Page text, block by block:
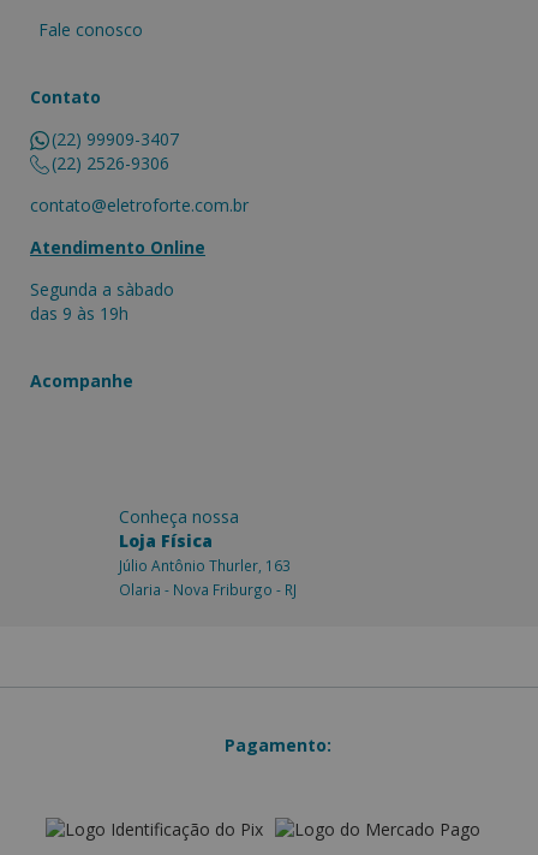
Fale conosco
Contato
(22) 99909-3407
(22) 2526-9306
contato@eletroforte.com.br
Atendimento Online
Segunda a sàbado
das 9 às 19h
Acompanhe
Conheça nossa
Loja Física
Júlio Antônio Thurler, 163
Olaria - Nova Friburgo - RJ
Pagamento: